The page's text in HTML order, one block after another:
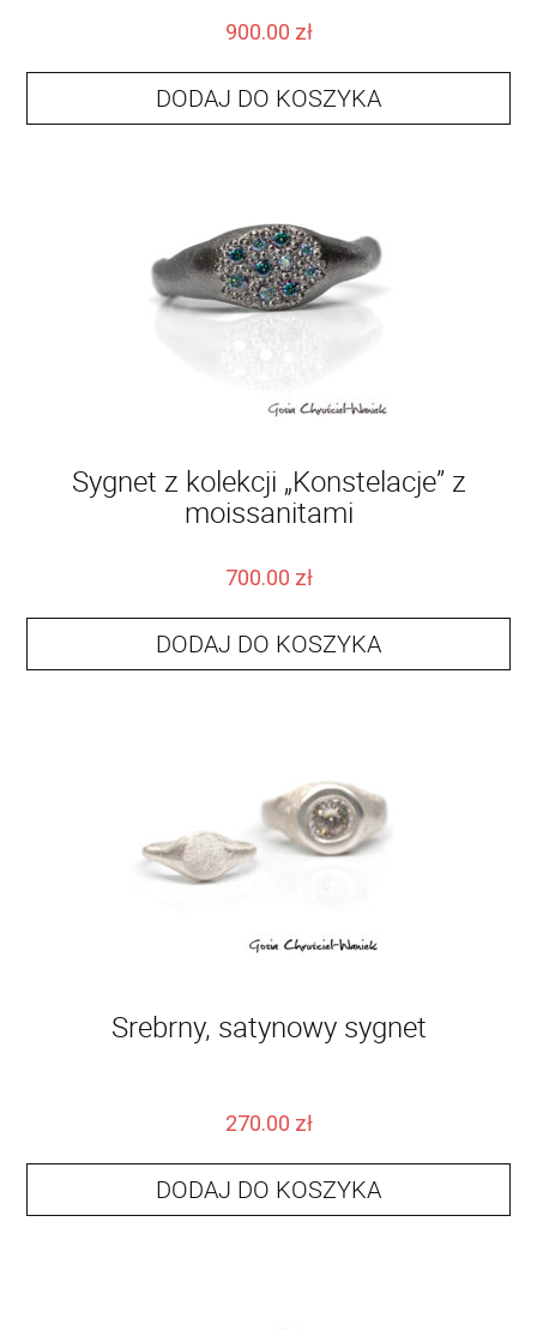
900.00 zł
DODAJ DO KOSZYKA
Sygnet z kolekcji „Konstelacje” z
moissanitami
700.00 zł
DODAJ DO KOSZYKA
Srebrny, satynowy sygnet
270.00 zł
DODAJ DO KOSZYKA